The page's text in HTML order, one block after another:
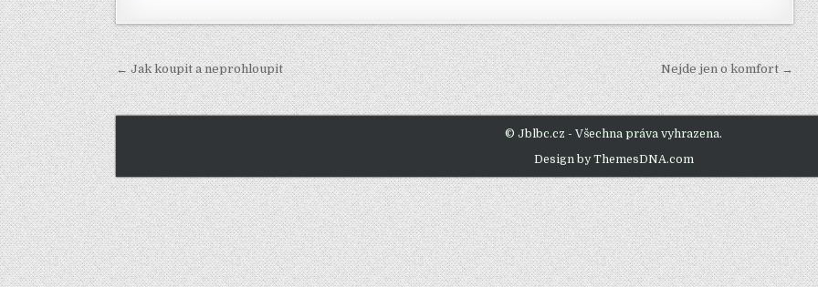
Navigace
pro
příspěvek
← Jak koupit a neprohloupit Nejde jen o komfort →
© Jblbc.cz - Všechna práva vyhrazena.
Design by ThemesDNA.com